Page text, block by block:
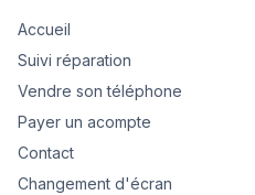
Accueil
Suivi réparation
Vendre son téléphone
Payer un acompte
Contact
Changement d'écran